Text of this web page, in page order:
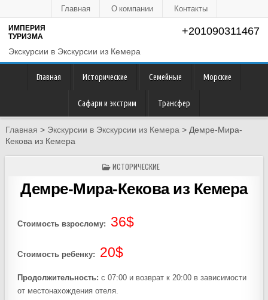
Главная О компании Контакты
ИМПЕРИЯ
ТУРИЗМА
Экскурсии в Экскурсии из Кемера
+201090311467
Главная Исторические Семейные Морские
Сафари и экстрим Трансфер
Главная > Экскурсии в Экскурсии из Кемера > Демре-Мира-
Кекова из Кемера
POSTED
ИСТОРИЧЕСКИЕ
Демре-Мира-Кекова из Кемера
Стоимость взрослому: 36$
Стоимость ребенку: 20$
Продолжительность: с 07:00 и возврат к 20:00 в зависимости
от местонахождения отеля.